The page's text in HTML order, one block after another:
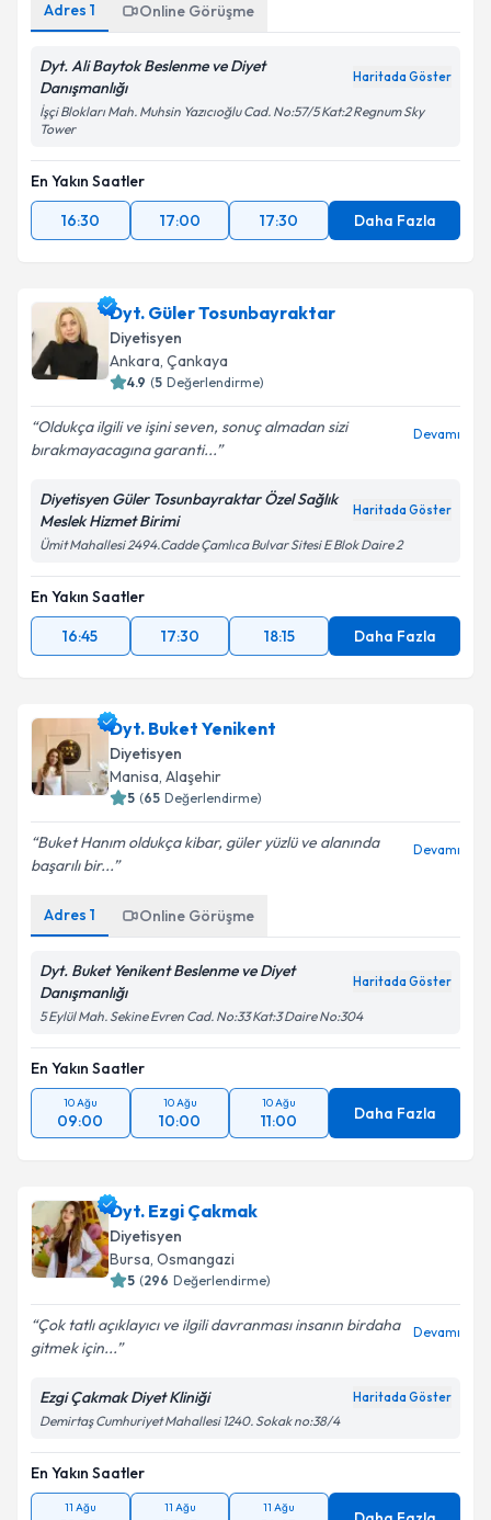
Adres 1 Online Görüşme
Dyt. Ali Baytok Beslenme ve Diyet
Danışmanlığı
Haritada Göster
İşçi Blokları Mah. Muhsin Yazıcıoğlu Cad. No:57/5 Kat:2 Regnum Sky
Tower
En Yakın Saatler
16:30
17:00 17:30 Daha Fazla
Dyt. Güler Tosunbayraktar
Diyetisyen
Ankara, Çankaya
4.9 (5 Değerlendirme)
Oldukça ilgili ve işini seven, sonuç almadan sizi
bırakmayacagına garanti...
Devamı
Diyetisyen Güler Tosunbayraktar Özel Sağlık
Meslek Hizmet Birimi
Haritada Göster
Ümit Mahallesi 2494.Cadde Çamlıca Bulvar Sitesi E Blok Daire 2
En Yakın Saatler
16:45
17:30 18:15 Daha Fazla
Dyt. Buket Yenikent
Diyetisyen
Manisa, Alaşehir
5 (65 Değerlendirme)
Buket Hanım oldukça kibar, güler yüzlü ve alanında
başarılı bir...
Devamı
Adres 1 Online Görüşme
Dyt. Buket Yenikent Beslenme ve Diyet
Danışmanlığı
Haritada Göster
5 Eylül Mah. Sekine Evren Cad. No:33 Kat:3 Daire No:304
En Yakın Saatler
10 Ağu
09:00
10 Ağu
10:00
10 Ağu
11:00 Daha Fazla
Dyt. Ezgi Çakmak
Diyetisyen
Bursa, Osmangazi
5 (296 Değerlendirme)
Çok tatlı açıklayıcı ve ilgili davranması insanın birdaha
gitmek için...
Devamı
Ezgi Çakmak Diyet Kliniği Haritada Göster
Demirtaş Cumhuriyet Mahallesi 1240. Sokak no:38/4
En Yakın Saatler
11 Ağu 11 Ağu 11 Ağu